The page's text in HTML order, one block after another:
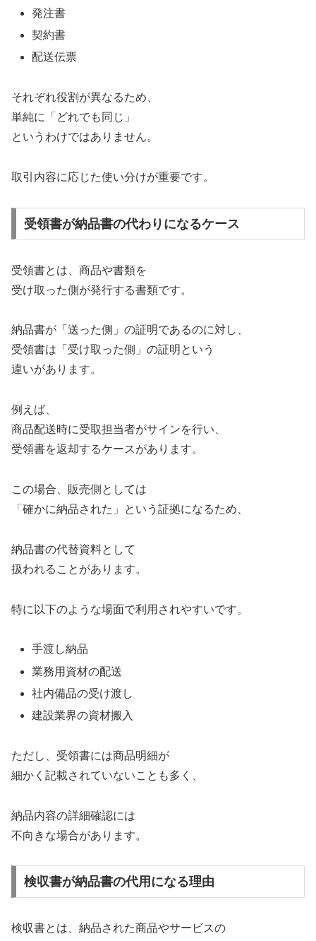
発注書
契約書
配送伝票
それぞれ役割が異なるため、
単純に「どれでも同じ」
というわけではありません。
取引内容に応じた使い分けが重要です。
受領書が納品書の代わりになるケース
受領書とは、商品や書類を
受け取った側が発行する書類です。
納品書が「送った側」の証明であるのに対し、
受領書は「受け取った側」の証明という
違いがあります。
例えば、
商品配送時に受取担当者がサインを行い、
受領書を返却するケースがあります。
この場合、販売側としては
「確かに納品された」という証拠になるため、
納品書の代替資料として
扱われることがあります。
特に以下のような場面で利用されやすいです。
手渡し納品
業務用資材の配送
社内備品の受け渡し
建設業界の資材搬入
ただし、受領書には商品明細が
細かく記載されていないことも多く、
納品内容の詳細確認には
不向きな場合があります。
検収書が納品書の代用になる理由
検収書とは、納品された商品やサービスの